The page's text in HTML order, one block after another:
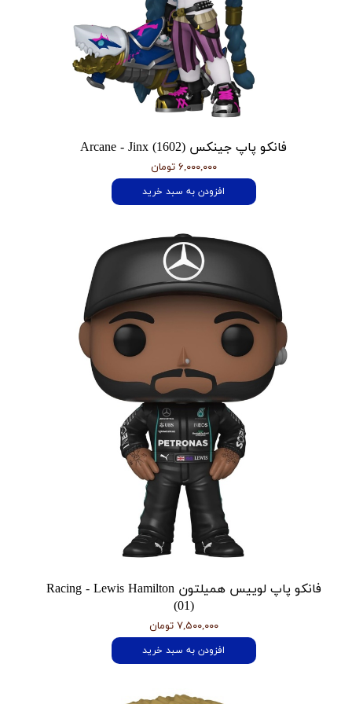
فانکو پاپ جینکس Arcane - Jinx (1602)
۶,۰۰۰,۰۰۰ تومان
افزودن به سبد خرید
فانکو پاپ لوییس همیلتون Racing - Lewis Hamilton
(01)
۷,۵۰۰,۰۰۰ تومان
افزودن به سبد خرید